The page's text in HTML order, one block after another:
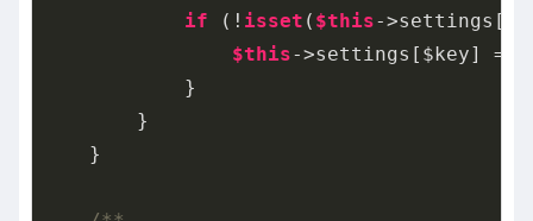
if (! isset ( $this-
$this->settings[$key] =
            }
        }
    }